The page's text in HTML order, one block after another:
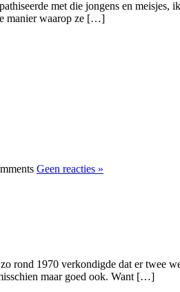
met die jongens en
manier waarop ze […]
Geen reacties »
rond 1970 verkondigde dat er
maar goed ook. Want […]